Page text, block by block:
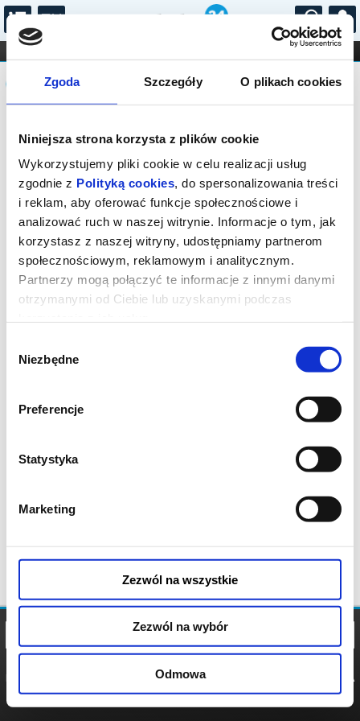
Zgoda Szczegóły O plikach cookies
Niniejsza strona korzysta z plików cookie
Wykorzystujemy pliki cookie w celu realizacji usług
zgodnie z Polityką cookies, do spersonalizowania treści
i reklam, aby oferować funkcje społecznościowe i
analizować ruch w naszej witrynie. Informacje o tym, jak
korzystasz z naszej witryny, udostępniamy partnerom
społecznościowym, reklamowym i analitycznym.
Partnerzy mogą połączyć te informacje z innymi danymi
otrzymanymi od Ciebie lub uzyskanymi podczas
zgody
Niezbędne
Preferencje
Statystyka
Marketing
Zezwól na wszystkie
Zezwól na wybór
Odmowa
...
FILHARMONIA OPERA I BALET
STAND-UP
DLA DZIECI
Komunikat
Sprzedaż biletów on-line na wydarzenie
została zakończona.
POLITYKA
POLITYKA